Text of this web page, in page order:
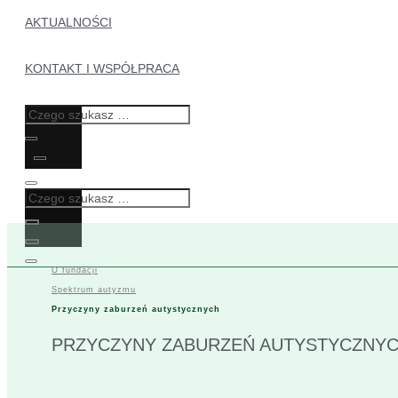
AKTUALNOŚCI
KONTAKT I WSPÓŁPRACA
O fundacji
Spektrum autyzmu
Przyczyny zaburzeń autystycznych
PRZYCZYNY ZABURZEŃ